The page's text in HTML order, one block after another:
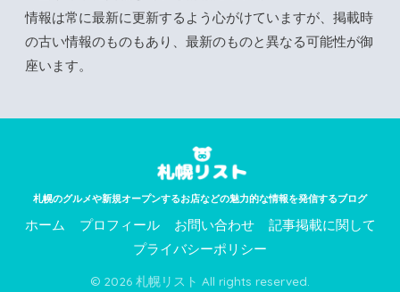
情報は常に最新に更新するよう心がけていますが、掲載時
の古い情報のものもあり、最新のものと異なる可能性が御
座います。
札幌のグルメや新規オープンするお店などの魅力的な情報を発信するブログ
ホーム プロフィール お問い合わせ
記事掲載に関して
プライバシーポリシー
© 2026 札幌リスト All rights reserved.